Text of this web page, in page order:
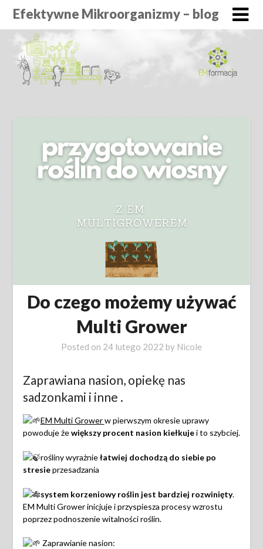
Efektywne Mikroorganizmy – blog
Do czego możemy używać
Multi Grower
Posted on 24 lutego 2022 by Nicole
Zaprawiana nasion, opiekę nas
sadzonkami i inne .
EM Multi Growerw pierwszym okresie uprawy
powoduje żewiększy procent nasion kiełkujei to szybciej.
rośliny wyrażniełatwiej dochodzą do siebie po
stresieprzesadzania
system korzeniowy roślin jest bardziej rozwinięty.
EM Multi Grower inicjuje i przyspiesza procesy wzrostu
poprzez podnoszenie witalności roślin.
Zaprawianie nasion: